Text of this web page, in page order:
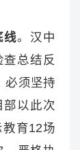
线。汉中
总结反
必须坚持
部以此次
育12场